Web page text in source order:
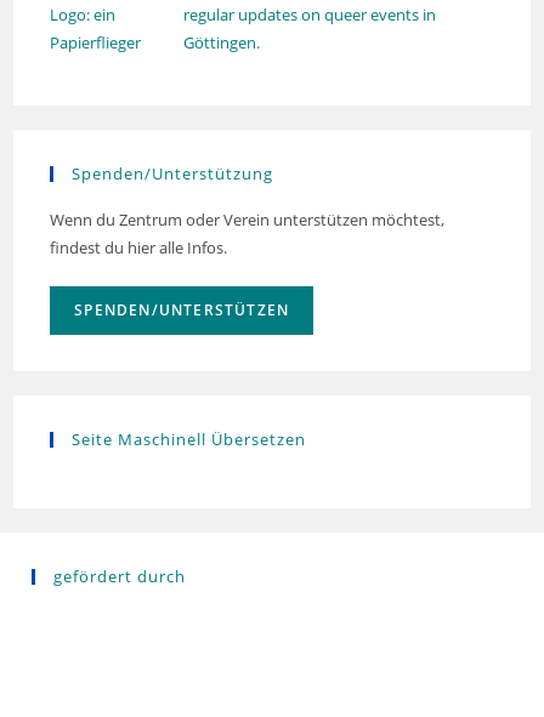
regular updates on queer events in
Göttingen.
Spenden/Unterstützung
Wenn du Zentrum oder Verein unterstützen möchtest,
findest du hier alle Infos.
SPENDEN/UNTERSTÜTZEN
Seite Maschinell Übersetzen
gefördert durch